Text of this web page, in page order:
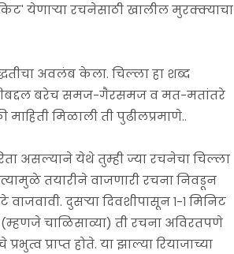
येणाऱ्या रचनेसाठी खालील मुरक्क्याचा
अवलंब केला. चिल्ला हा शब्द
बरेच समज-गैरसमज व मत-मतांतरे
माहिती मिळाली ती पुढीलप्रमाणे..
असल्याने येथे तुम्ही ज्या रचनेचा चिल्ला
तयारीने वाजणारी रचना निवडून
वाजवावी. दुसऱ्या दिवशीपासून १-१ मिनिट
(म्हणजे चाळिसाव्या) ती रचना अविरतपणे
प्राप्त होते. या झाल्या रियाजाच्या